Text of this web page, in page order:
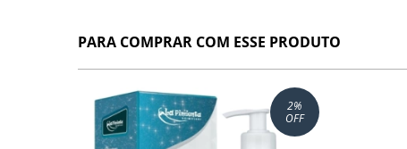
PARA COMPRAR COM ESSE PRODUTO
2%
OFF